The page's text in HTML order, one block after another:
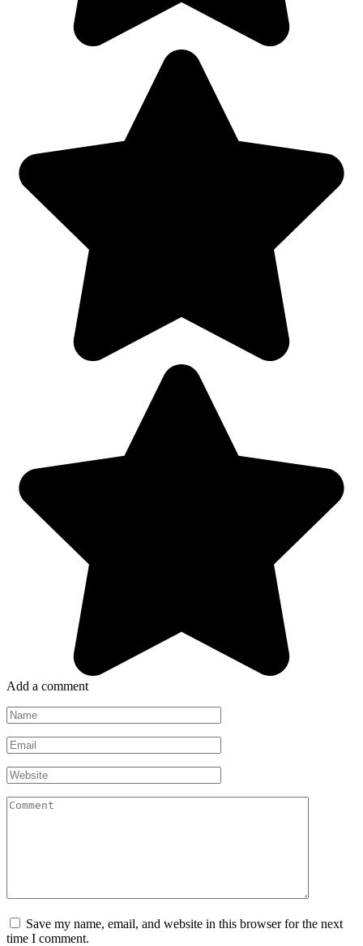
Add a comment
Name
*
Email
*
Website
Comment
Save my name, email, and website in this browser for the next
time I comment.